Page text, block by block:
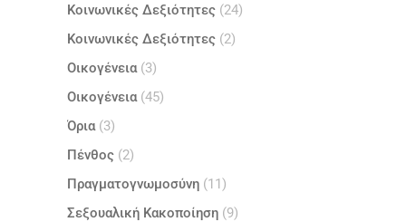
Κοινωνικές Δεξιότητες (24)
Κοινωνικές Δεξιότητες (2)
Οικογένεια(3)
Οικογένεια(45)
Όρια(3)
Πένθος (2)
Πραγματογνωμοσύνη (11)
Σεξουαλική Κακοποίηση (9)